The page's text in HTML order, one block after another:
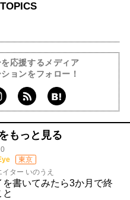
応援するメディア
ョンをフォロー！
もっと見る
東京
ター いのうえ
を書いてみたら3か月で終
と